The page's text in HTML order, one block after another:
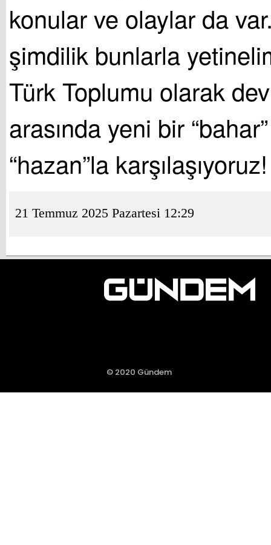
konular ve olaylar da
şimdilik bunlarla
Türk Toplumu olarak
arasında yeni bir
“hazan”la karşılaşıyoruz!
21 Temmuz 2025 Pazartesi 12:29
© 2020 Gündem